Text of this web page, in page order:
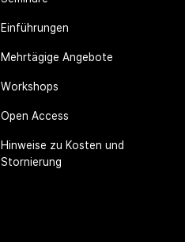
Einführungen
Mehrtägige Angebote
Workshops
Open Access
Hinweise zu Kosten und
Stornierung